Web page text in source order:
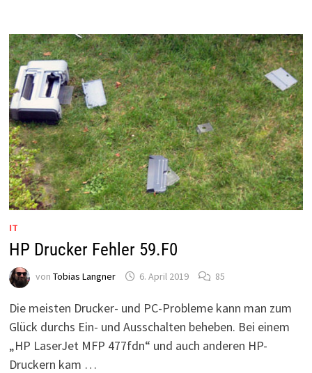
HILFT
DAS
RECOVERY
TOOL?
IT
HP Drucker Fehler 59.F0
von Tobias Langner 6. April 2019 85
Die meisten Drucker- und PC-Probleme kann man zum
Glück durchs Ein- und Ausschalten beheben. Bei einem
„HP LaserJet MFP 477fdn“ und auch anderen HP-
Druckern kam …